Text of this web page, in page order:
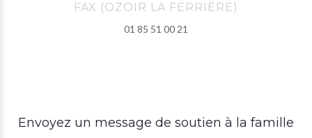
FAX (OZOIR LA FERRIÈRE)
01 85 51 00 21
Envoyez un message de soutien à la famille